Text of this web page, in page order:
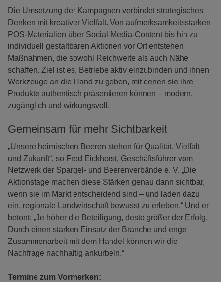
Die Umsetzung der Kampagnen verbindet strategisches
Denken mit kreativer Vielfalt. Von aufmerksamkeitsstarken
POS-Materialien über Social-Media-Content bis hin zu
individuell gestaltbaren Aktionen vor Ort entstehen
Maßnahmen, die sowohl Reichweite als auch Nähe
schaffen. Ziel ist es, Betriebe aktiv einzubinden und ihnen
Werkzeuge an die Hand zu geben, mit denen sie ihre
Produkte authentisch präsentieren können – modern,
zugänglich und wirkungsvoll.
Gemeinsam für mehr Sichtbarkeit
„Unsere heimischen Beeren stehen für Qualität, Vielfalt
und Zukunft“, so Fred Eickhorst, Geschäftsführer vom
Netzwerk der Spargel- und Beerenverbände e. V. „Die
Aktionstage machen diese Stärken genau dann sichtbar,
wenn sie im Markt entscheidend sind – und laden dazu
ein, regionale Landwirtschaft bewusst zu erleben.“ Und er
betont: „Je höher die Beteiligung, desto größer der Erfolg.
Durch einen starken Einsatz der Branche und enge
Zusammenarbeit mit dem Handel können wir die
Nachfrage nachhaltig ankurbeln.“
Termine zum Vormerken: